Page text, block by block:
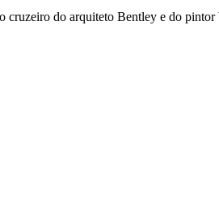
cruzeiro do arquiteto Bentley e do